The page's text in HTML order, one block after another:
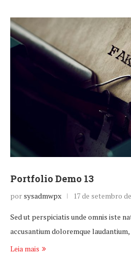
Portfolio Demo 13
por sysadmwpx 17 de setembro
Sed ut perspiciatis unde omnis iste
accusantium doloremque
Leia mais